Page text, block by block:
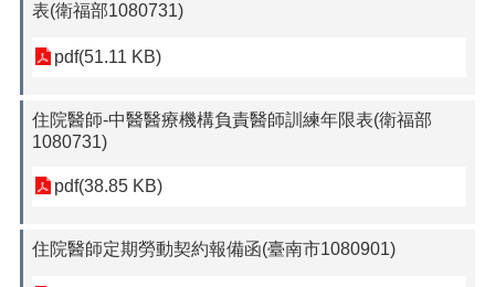
表(衛福部1080731)
pdf(51.11 KB)
住院醫師-中醫醫療機構負責醫師訓練年限表(衛福部
1080731)
pdf(38.85 KB)
住院醫師定期勞動契約報備函(臺南市1080901)